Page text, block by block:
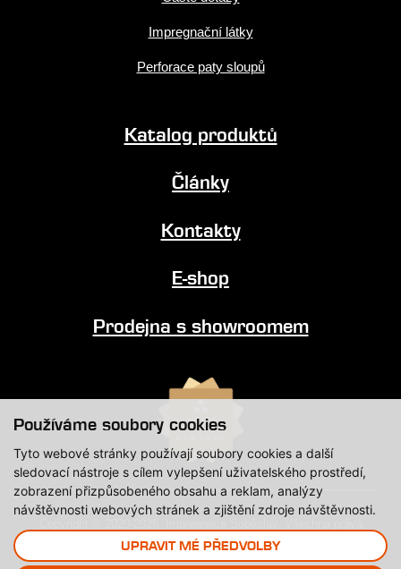
Používáme soubory cookies
Tyto webové stránky používají soubory cookies a další
sledovací nástroje s cílem vylepšení uživatelského prostředí,
zobrazení přizpůsobeného obsahu a reklam, analýzy
návštěvnosti webových stránek a zjištění zdroje návštěvnosti.
UPRAVIT MÉ PŘEDVOLBY
Impregnační látky
Perforace paty sloupů
Katalog produktů
Články
Kontakty
E-shop
Prodejna s showroomem
vyhrazena.